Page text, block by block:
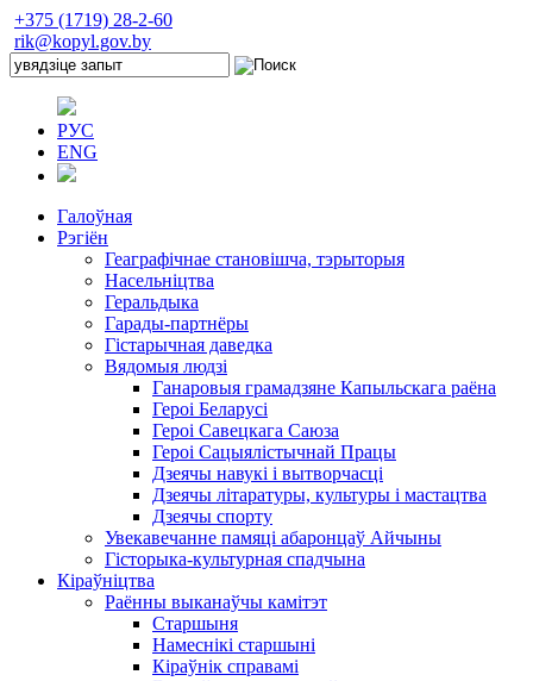
+375 (1719) 28-2-60
rik@kopyl.gov.by
РУС
ENG
Галоўная
Рэгіён
Геаграфічнае становішча, тэрыторыя
Насельніцтва
Геральдыка
Гарады-партнёры
Гістарычная даведка
Вядомыя людзі
Ганаровыя грамадзяне Капыльскага раёна
Героі Беларусі
Героі Савецкага Саюза
Героі Сацыялістычнай Працы
Дзеячы навукі і вытворчасці
Дзеячы літаратуры, культуры і мастацтва
Дзеячы спорту
Увекавечанне памяці абаронцаў Айчыны
Гісторыка-культурная спадчына
Кіраўніцтва
Раённы выканаўчы камітэт
Старшыня
Намеснікі старшыні
Кіраўнік справамі